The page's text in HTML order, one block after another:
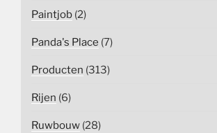
Paintjob (2)
Panda's Place (7)
Producten (313)
Rijen (6)
Ruwbouw (28)